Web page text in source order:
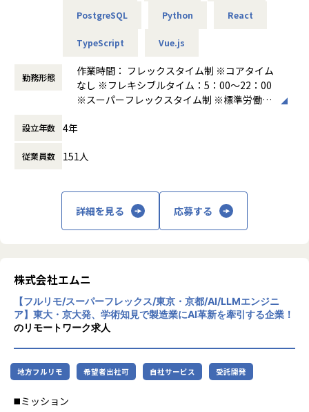
これまで培ってきた自治体ネットワークとメディア力を活か
加価値の高い住民サービスの提供を支援する「パブリテック
ます。
地域創生のソリューションカンパニーとして、これらの既存
伝統、習慣を守り、地域経済の発展に一翼を担うべく、中長
きます。
地域により多くの寄付金を届けるだけでなく、地域と寄付
者、地域と地域を繋げる取り組みを行っています。
ICT技術を活用し、自治体業務の生産性を向上を促し、付加
価値の高い住民サービスを目指す自治体支援事業です。
■地域通貨事業（chiica）
地域外へのお金の流出を抑え、地域内で循環する仕組みづく
りに取り組んでいます。
参考情報
■OPEN TRUST BANK≪企業情報・採用情報ハンドブック≫
48bbfee34633b99fb2ed62d3578d?pvs=4
- AIエンジニアと連携したAPI設計、データ連携、推論結果の
- 要件や仕様をもとにした画面設計、API設計、データベース
- 顧客やユーザーの業務フローを踏まえたUI/UX改善
- パフォーマンス、セキュリティ、保守性、運用性を意識し
- クラウド環境を活用したアプリケーションの構築・運用
- コードレビュー、技術調査、ドキュメント整備
- PM、AIエンジニア、ビジネスサイドとの仕様調整・技術相
- ジュニア〜ミドルメンバーへの技術支援
- LLM/RAGを活用したナレッジ検索・文書生成システム
- 図面・帳票・PDF・マニュアル等を扱うWebアプリケーシ
ョン
- 画像認識・異常検知・分類モデルを組み込んだ業務支援シ
- 自社AIプロダクトの管理画面・ユーザー画面・API開発
- 社内外の利用ログをもとにしたプロダクト改善・グロース
施策
の実装、テスト、改善を中心にお任せします。
がら、AI機能をWebアプリケーションとして使いやすい形に
落とし込んでいただきます。
単に仕様どおりに実装するだけではなく、「ユーザーが使い
継続的に改善していくことを期待しています。
ど、より大きな役割にも挑戦いただけます。
◼️仕事のやりがい
- Web開発経験を活かして、AIプロダクト開発に挑戦できる
- AIエンジニアやPMと連携しながら、プロダクト開発を進め
- フロントエンド・バックエンドを横断してスキルを伸ばせ
る
- 顧客の業務課題を解決する、社会実装型の開発に関われる
- 実装者から、シニアエンジニア、リードエンジニア、テッ
クリードへと成長できる
- フルリモート・フレックスの環境で、自律的に働ける
PostgreSQL Python React
TypeScript Vue.js
勤務形態
作業時間： フレックスタイム制 ※コアタイム
なし ※フレキシブルタイム：5：00～22：00
※スーパーフレックスタイム制 ※標準労働時
前後
時間外労働の有無： 有（月平均20時間～30
設立年数 4年
従業員数 151人
詳細を見る 応募する
株式会社エムニ
【フルリモ/スーパーフレックス/東京・京都/AI/LLMエンジニ
ア】東大・京大発、学術知見で製造業にAI革新を牽引する企業！
のリモートワーク求人
地方フルリモ 希望者出社可 自社サービス 受託開発
◼️ミッション